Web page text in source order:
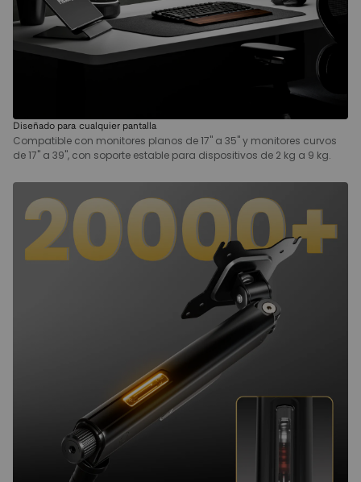
Diseñado para cualquier pantalla
Compatible con monitores planos de 17" a 35" y monitores curvos
de 17" a 39", con soporte estable para dispositivos de 2 kg a 9 kg.